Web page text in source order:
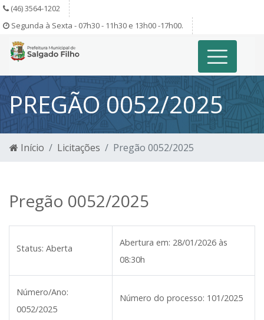
(46) 3564-1202
Segunda à Sexta - 07h30 - 11h30 e 13h00 -17h00.
PREGÃO 0052/2025
Início Licitações Pregão 0052/2025
Pregão 0052/2025
Status: Aberta
Abertura em: 28/01/2026 às
08:30h
Número/Ano:
0052/2025
Número do processo: 101/2025